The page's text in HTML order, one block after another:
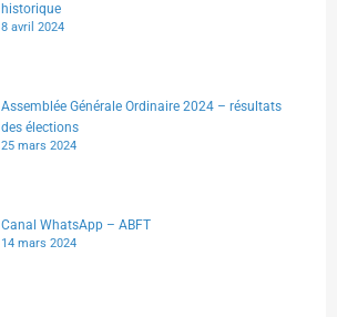
historique
8 avril 2024
Assemblée Générale Ordinaire 2024 – résultats
des élections
25 mars 2024
Canal WhatsApp – ABFT
14 mars 2024